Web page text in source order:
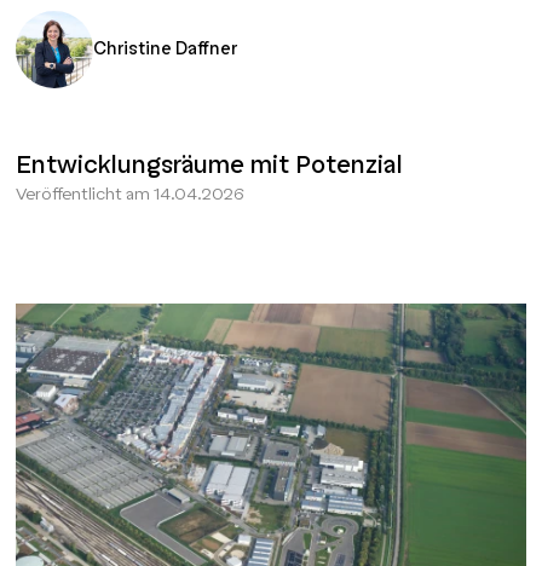
Christine Daffner
Entwicklungsräume mit Potenzial
Veröffentlicht am 14.04.2026